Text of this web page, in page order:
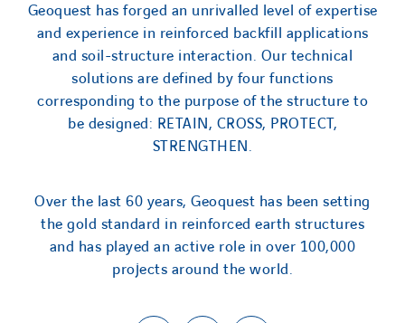
Geoquest has forged an unrivalled level of expertise
and experience in reinforced backfill applications
and soil-structure interaction. Our technical
solutions are defined by four functions
corresponding to the purpose of the structure to
be designed: RETAIN, CROSS, PROTECT,
STRENGTHEN.
Over the last 60 years, Geoquest has been setting
the gold standard in reinforced earth structures
and has played an active role in over 100,000
projects around the world.